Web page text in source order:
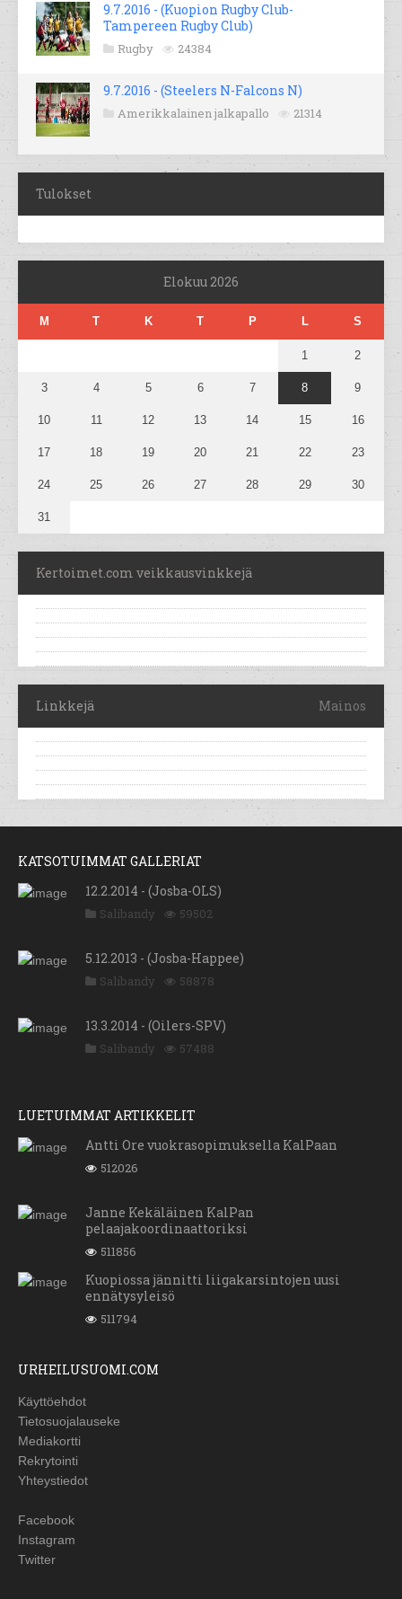
9.7.2016 - (Kuopion Rugby Club-
Tampereen Rugby Club)
Rugby 24384
9.7.2016 - (Steelers N-Falcons N)
Amerikkalainen jalkapallo 21314
Tulokset
Elokuu 2026
M T K T P L S
1 2
3 4 5 6 7 8 9
10 11 12 13 14 15 16
17 18 19 20 21 22 23
24 25 26 27 28 29 30
31
Kertoimet.com veikkausvinkkejä
Linkkejä Mainos
KATSOTUIMMAT GALLERIAT
12.2.2014 - (Josba-OLS)
Salibandy 59502
5.12.2013 - (Josba-Happee)
Salibandy 58878
13.3.2014 - (Oilers-SPV)
Salibandy 57488
LUETUIMMAT ARTIKKELIT
Antti Ore vuokrasopimuksella KalPaan
512026
Janne Kekäläinen KalPan
pelaajakoordinaattoriksi
511856
Kuopiossa jännitti liigakarsintojen uusi
ennätysyleisö
511794
URHEILUSUOMI.COM
Käyttöehdot
Tietosuojalauseke
Mediakortti
Rekrytointi
Yhteystiedot
Facebook
Instagram
Twitter